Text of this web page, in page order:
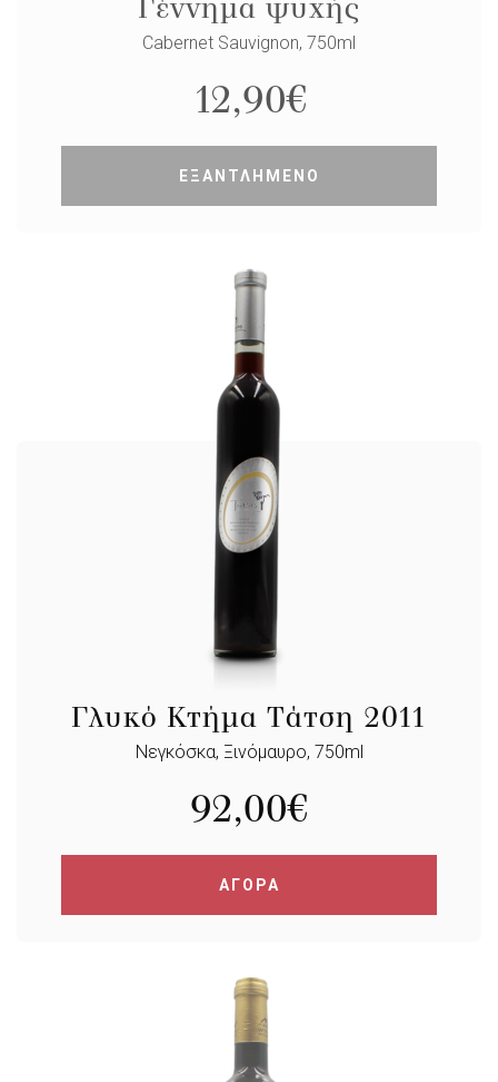
Γέννημα ψυχής
Cabernet Sauvignon, 750ml
12,90€
ΕΞΑΝΤΛΗΜΕΝΟ
Γλυκό Κτήμα Τάτση 2011
Νεγκόσκα, Ξινόμαυρο, 750ml
92,00€
ΑΓΟΡΑ